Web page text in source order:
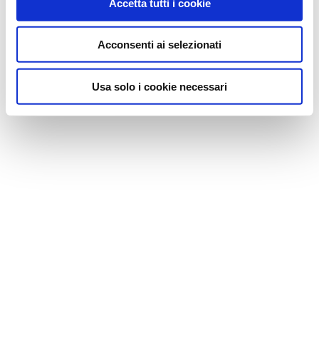
Accetta tutti i cookie
Acconsenti ai selezionati
Usa solo i cookie necessari